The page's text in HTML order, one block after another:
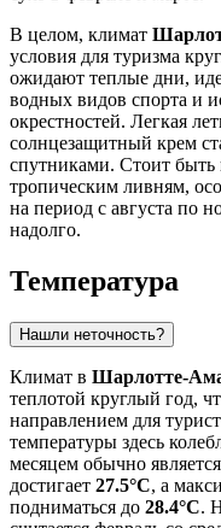
В целом, климат
условия для туризма
ожидают теплые дни,
водных видов спорта и
окрестностей. Легкая
солнцезащитный крем
спутниками. Стоит
тропическим ливням,
на период с августа по
надолго.
Температура
Нашли неточность?
Климат в Шарлотте-
теплотой круглый год,
направлением для
температуры здесь
месяцем обычно
достигает 27.5°C, а
подниматься до 28.4°C.